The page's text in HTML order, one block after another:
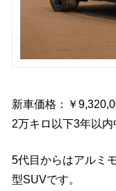
新車価格：￥
2万キロ以下3年以
5代目からはアルミ
型SUVです。